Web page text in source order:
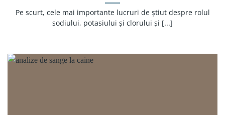
Pe scurt, cele mai importante lucruri de știut despre rolul
sodiului, potasiului și clorului și [...]